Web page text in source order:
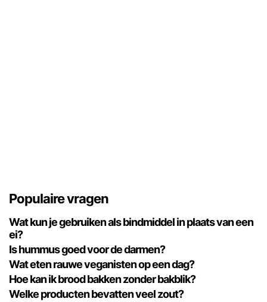
Populaire vragen
Wat kun je gebruiken als bindmiddel in plaats van een
ei?
Is hummus goed voor de darmen?
Wat eten rauwe veganisten op een dag?
Hoe kan ik brood bakken zonder bakblik?
Welke producten bevatten veel zout?